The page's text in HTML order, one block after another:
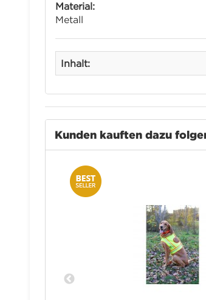
Material:
Metall
Inhalt:
Kunden kauften dazu